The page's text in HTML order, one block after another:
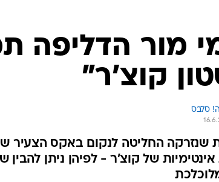
מור הדליפה
קוצ'ר"
סלבס
שנזרקה החליטה לנקום באקס הצעיר
אינטימיות של קוצ'ר - לפיהן ניתן